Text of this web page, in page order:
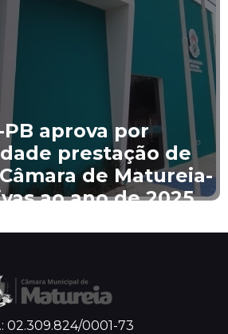
PB aprova por
prestação de
de Matureia-
ao ano de 2025
02.309.824/0001-73